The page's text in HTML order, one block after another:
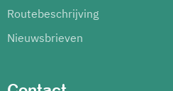
Routebeschrijving
Nieuwsbrieven